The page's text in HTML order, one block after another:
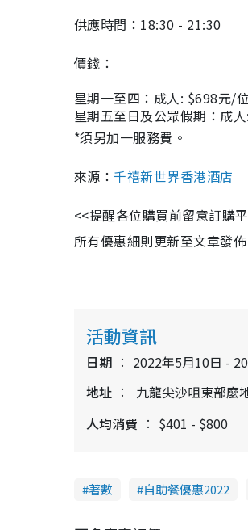
供應時間：18:30 - 21:30
價錢：
星期一至四：成人: $698元/
星期五至日及公眾假期：成
*須另加一服務費。
來源：千禧新世界香港酒店
<<提醒各位購買前留意訂購
所有優惠細則更新至文章發
活動資訊
日期
2022年5月10日 -
地址
九龍尖沙咀東部麼
人均消費 $401 - $800
著數 自助餐優惠2022